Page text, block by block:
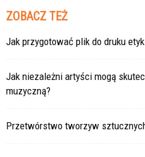
ZOBACZ TEŻ
Jak przygotować plik do druku
Jak niezależni artyści mogą
muzyczną?
Przetwórstwo tworzyw